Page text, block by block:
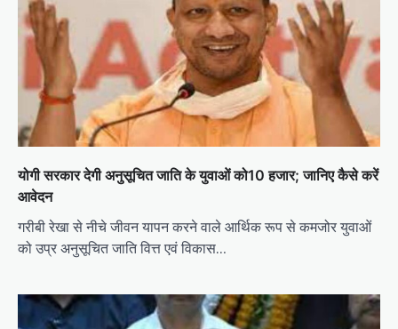
t
i
n
योगी सरकार देगी अनुसूचित जाति के युवाओं को10 हजार; जानिए कैसे करें
आवेदन
गरीबी रेखा से नीचे जीवन यापन करने वाले आर्थिक रूप से कमजोर युवाओं
को उप्र अनुसूचित जाति वित्त एवं विकास…